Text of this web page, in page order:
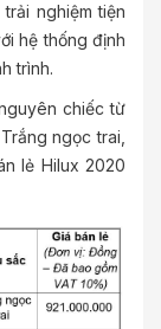
nghiệm tiện
hệ thống định
trình.
chiếc từ
ngọc trai,
lẻ Hilux 2020